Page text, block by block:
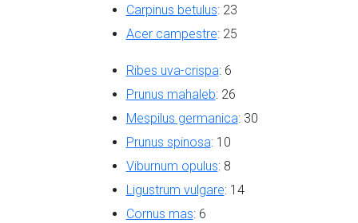
Carpinus betulus: 23
Acer campestre: 25
Ribes uva-crispa: 6
Prunus mahaleb: 26
Mespilus germanica: 30
Prunus spinosa: 10
Viburnum opulus: 8
Ligustrum vulgare: 14
Cornus mas: 6